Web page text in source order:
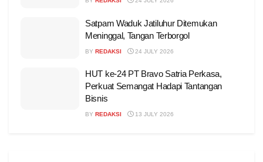
Satpam Waduk Jatiluhur Ditemukan
Meninggal, Tangan Terborgol
BY REDAKSI 24 JULY 2026
HUT ke-24 PT Bravo Satria Perkasa,
Perkuat Semangat Hadapi Tantangan
Bisnis
BY REDAKSI 13 JULY 2026